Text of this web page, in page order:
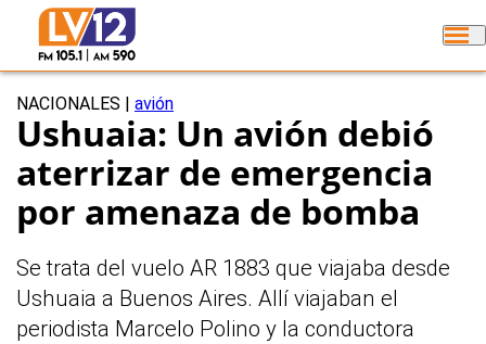
NACIONALES avión
Ushuaia: Un avión debió
aterrizar de emergencia
por amenaza de bomba
Se trata del vuelo AR 1883 que viajaba desde
Ushuaia a Buenos Aires. Allí viajaban el
periodista Marcelo Polino y la conductora